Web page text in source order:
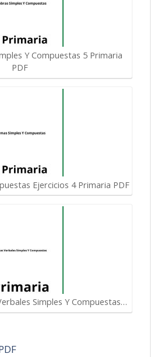
Y Compuestas 5 Primaria
PDF
Ejercicios 4 Primaria PDF
Simples Y Compuestas…